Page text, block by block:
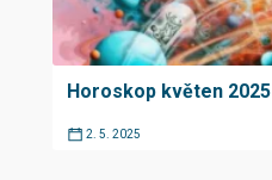
Horoskop květen 2025
2. 5. 2025